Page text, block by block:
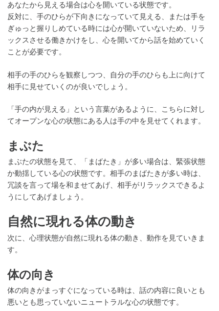
あなたから見える場合は心を開いている状態です。
反対に、手のひらが下向きになっていて見える、または手を
ぎゅっと握りしめている時には心が開いていないため、リラ
ックスさせる働きかけをし、心を開いてから話を始めていく
ことが必要です。
相手の手のひらを観察しつつ、自分の手のひらも上に向けて
相手に見せていくのが良いでしょう。
「手の内が見える」という言葉があるように、こちらに対し
てオープンな心の状態にある人は手の中を見せてくれます。
まぶた
まぶたの状態を見て、「まばたき」が多い場合は、緊張状態
か動揺している心の状態です。相手のまばたきが多い時は、
冗談を言って場を和ませてあげ、相手がリラックスできるよ
うにしてあげましょう。
自然に現れる体の動き
次に、心理状態が自然に現れる体の動き、動作を見ていきま
す。
体の向き
体の向きがまっすぐになっている時は、話の内容に良いとも
悪いとも思っていないニュートラルな心の状態です。